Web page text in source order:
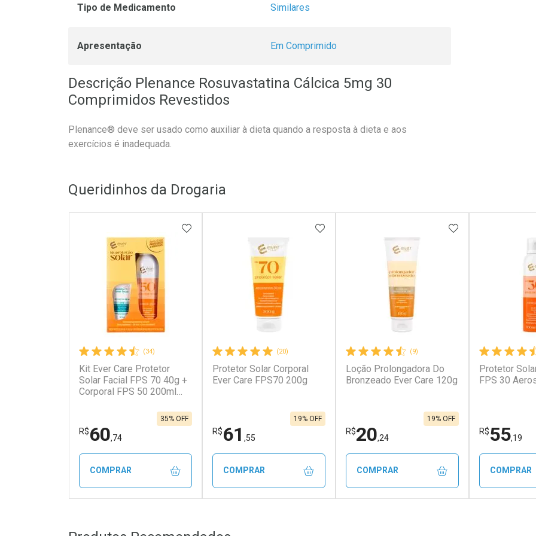
Tipo de Medicamento Similares
Apresentação Em Comprimido
Descrição Plenance Rosuvastatina Cálcica 5mg 30
Comprimidos Revestidos
Plenance® deve ser usado como auxiliar à dieta quando a resposta à dieta e aos
exercícios é inadequada.
Queridinhos da Drogaria
(34)
Kit Ever Care Protetor
Solar Facial FPS 70 40g +
Corporal FPS 50 200ml
R$60,74
35% OFF
ADICIONAR AOS FAVORITOS
COMPRAR
(20)
Protetor Solar Corporal
Ever Care FPS70 200g
R$61 ,55
19% OFF
ADICIONAR AOS FAVORITOS
COMPRAR
(9)
Loção Prolongadora Do
Bronzeado Ever Care 120g
R$20,24
19% OFF
ADICIONAR AOS
COMPRAR
Protetor
FPS 30
R$55,19
COMPRAR